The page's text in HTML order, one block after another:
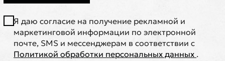
Я даю согласие на получение рекламной и
маркетинговой информации по электронной
почте, SMS и мессенджерам в соответствии с
Политикой обработки персональных данных .